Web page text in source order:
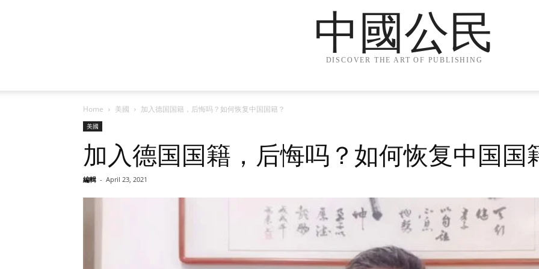
中國公民
DISCOVER THE ART OF PUBLISHING
Home 美國 加入德国国籍，后悔吗？如何恢复中国国籍？
美國
加入德国国籍，后悔吗？如何恢复中国国
編輯 - April 23, 2021